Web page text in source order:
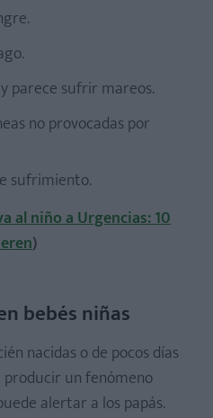
parece sufrir mareos.
no provocadas por
sufrimiento.
al niño a Urgencias: 10
)
bebés niñas
nacidas o de pocos días
producir un fenómeno
alertar a los papás.